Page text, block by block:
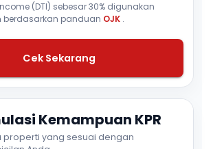
(DTI) sebesar 30% digunakan
panduan OJK .
Cek Sekarang
Kemampuan KPR
properti yang sesuai dengan